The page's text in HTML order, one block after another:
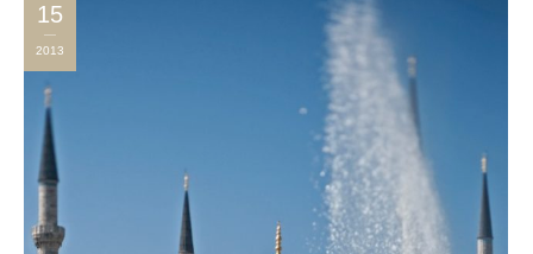
15
2013